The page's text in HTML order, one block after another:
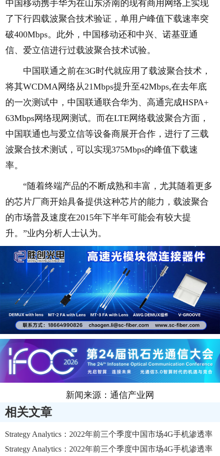
中国移动携手华为在山东济南的现有商用网络上实现
了下行四载波聚合技术验证，单用户峰值下载速率突
破400Mbps。此外，中国移动还和中兴、诺基亚通
信、爱立信进行过载波聚合技术试验。
中国联通之前在3G时代就应用了载波聚合技术，
将其WCDMA网络从21Mbps提升至42Mbps,在去年底
的一次测试中，中国联通联合华为、高通完成HSPA+
63Mbps网络现网测试。而在LTE网络载波聚合方面，
中国联通也与爱立信等设备商展开合作，进行了三载
波聚合技术测试，可以实现375Mbps的峰值下载速
率。
“随着终端产品的不断成熟和丰富，尤其随着更多
的芯片厂商开始具备提供这种芯片的能力，载波聚合
的市场普及速度在2015年下半年可能会有较大提
升。”业内分析人士认为。
新闻来源：通信产业网
相关文章
Strategy Analytics：2022年前三个季度中国市场4G手机渗透率
平均为14%左右
Strategy Analytics：2022年前三个季度中国市场4G手机渗透率